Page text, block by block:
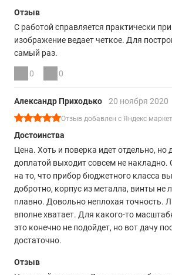
Отзыв
С работой справляется практически
изображение ведает четкое. Для
самый раз.
0 0
Александр Приходько 20 ноября 2020
Отзыв добавлен с Яндекс
Достоинства
Цена. Хоть и поверка идет отдельно, но
доплатой выходит совсем не накладно.
на то, что прибор бюджетного класса
добротно, корпус из металла, винты не
плавно. Довольно неплохая точность.
вполне хватает. Для какого-то
это конечно не подойдет, но вот дачу
достаточно.
Отзыв